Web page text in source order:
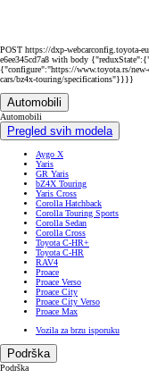
POST https://dxp-webcarconfig.toyota-
e6ee345cd7a8 with body
{"configure":"https://www.toyota.rs/
cars/bz4x-touring/specifications"}}}}
Automobili
Automobili
Pregled svih modela
Aygo X
Yaris
GR Yaris
bZ4X Touring
Yaris Cross
Corolla Hatchback
Corolla Touring Sports
Corolla Sedan
Corolla Cross
Toyota C-HR+
Toyota C-HR
RAV4
Proace
Proace Verso
Proace City
Proace City Verso
Proace Max
Vozila za brzu isporuku
Podrška
Podrška